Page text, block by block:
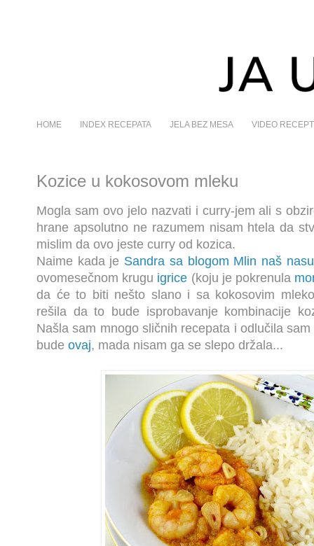
HOME INDEX RECEPATA JELA BEZ MESA VIDEO
Kozice u kokosovom mleku
Mogla sam ovo jelo nazvati i curry-jem ali s
hrane apsolutno ne razumem nisam htela da
mislim da ovo jeste curry od kozica.
Naime kada je Sandra sa blogom Mlin naš nasu
ovomesečnom krugu igrice (koju je pokrenula
da će to biti nešto slano i sa kokosovim
rešila da to bude isprobavanje kombinacije
Našla sam mnogo sličnih recepata i odlučila
bude ovaj, mada nisam ga se slepo držala...